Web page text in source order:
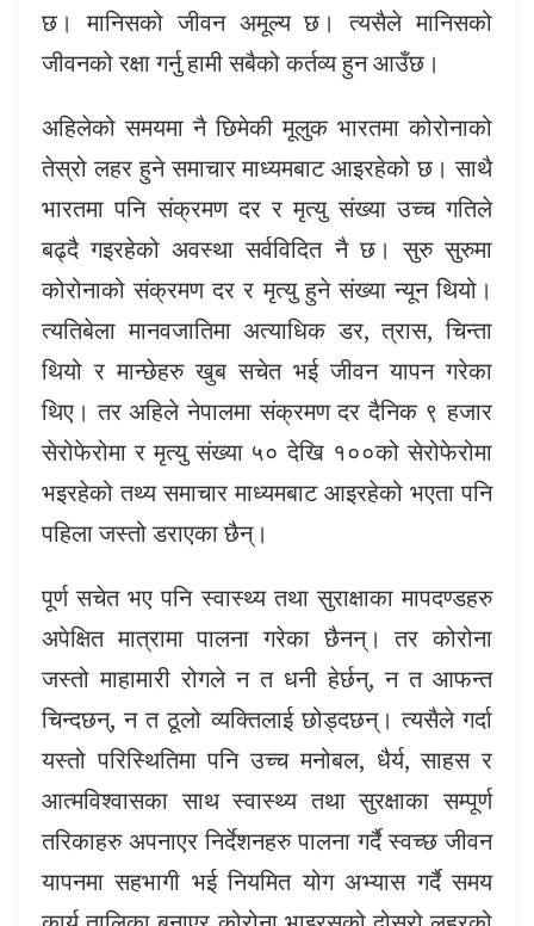
छ। मानिसको जीवन अमूल्य छ। त्यसैले मानिसको
जीवनको रक्षा गर्नु हामी सबैको कर्तव्य हुन आउँछ।
अहिलेको समयमा नै छिमेकी मूलुक भारतमा कोरोनाको
तेस्रो लहर हुने समाचार माध्यमबाट आइरहेको छ। साथै
भारतमा पनि संक्रमण दर र मृत्यु संख्या उच्च गतिले
बढ्दै गइरहेको अवस्था सर्वविदित नै छ। सुरु सुरुमा
कोरोनाको संक्रमण दर र मृत्यु हुने संख्या न्यून थियो।
त्यतिबेला मानवजातिमा अत्याधिक डर, त्रास, चिन्ता
थियो र मान्छेहरु खुब सचेत भई जीवन यापन गरेका
थिए। तर अहिले नेपालमा संक्रमण दर दैनिक ९ हजार
सेरोफेरोमा र मृत्यु संख्या ५० देखि १००को सेरोफेरोमा
भइरहेको तथ्य समाचार माध्यमबाट आइरहेको भएता पनि
पहिला जस्तो डराएका छैन्।
पूर्ण सचेत भए पनि स्वास्थ्य तथा सुराक्षाका मापदण्डहरु
अपेक्षित मात्रामा पालना गरेका छैनन्। तर कोरोना
जस्तो माहामारी रोगले न त धनी हेर्छन्, न त आफन्त
चिन्दछन्, न त ठूलो व्यक्तिलाई छोड्दछन्। त्यसैले गर्दा
यस्तो परिस्थितिमा पनि उच्च मनोबल, धैर्य, साहस र
आत्मविश्वासका साथ स्वास्थ्य तथा सुरक्षाका सम्पूर्ण
तरिकाहरु अपनाएर निर्देशनहरु पालना गर्दै स्वच्छ जीवन
यापनमा सहभागी भई नियमित योग अभ्यास गर्दै समय